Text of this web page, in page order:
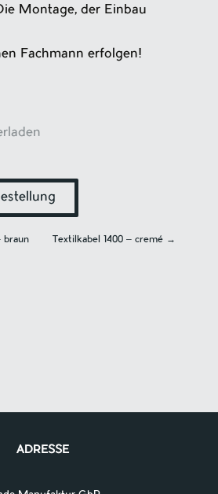
Montage, der Einbau
Fachmann erfolgen!
braun Textilkabel 1400 – cremé →
ADRESSE